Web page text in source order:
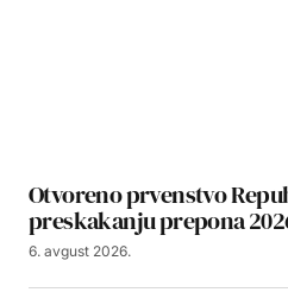
Otvoreno prvenstvo
preskakanju prepona
6. avgust 2026.